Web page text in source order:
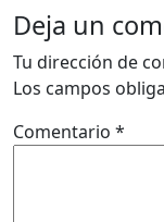
Deja un
Tu dirección de
Los campos
Comentario *